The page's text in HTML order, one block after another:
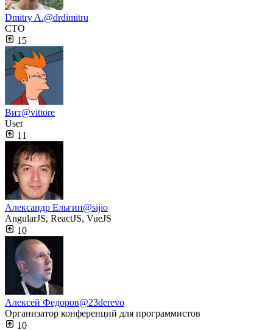
Dmitry A.@drdimitru
CTO
15
Вит@vittore
User
11
Александр Ельгин@sijio
AngularJS, ReactJS, VueJS
10
Алексей Федоров@23derevo
Организатор конференций для программистов
10